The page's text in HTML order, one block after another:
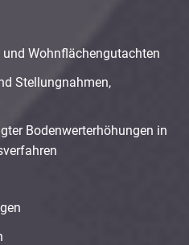
Wohnflächengutachten
Stellungnahmen,
Bodenwerterhöhungen in